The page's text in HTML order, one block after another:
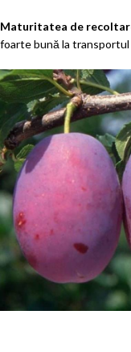
Maturitatea de
foarte bună la